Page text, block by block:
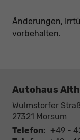
Änderungen,
vorbehalten.
Autohaus
Wulmstorfer
27321 Morsum
Telefon: +49 -